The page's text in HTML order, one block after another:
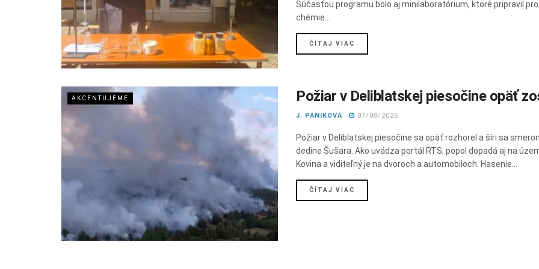
Súčasťou programu bolo aj minilaboratórium, ktoré pripravil
chémie...
ČÍTAJ VIAC
AKCENTUJEME Požiar v Deliblatskej piesočine opäť
J. PÁNIKOVÁ 07/08/2026
Požiar v Deliblatskej piesočine sa opäť rozhorel a šíri sa
dedine Šušara. Ako uvádza portál RTS, popol dopadá aj na
Kovina a viditeľný je na dvoroch a automobiloch. Hasenie...
ČÍTAJ VIAC